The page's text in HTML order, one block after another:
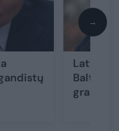
Latvijai
→